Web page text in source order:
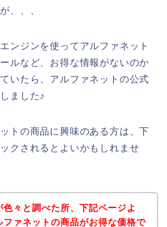
、、、
ンジンを使ってアルファネット
ルなど、お得な情報がないのか
いたら、アルファネットの公式
ました♪
トの商品に興味のある方は、下
クされるとよいかもしれませ
色々と調べた所、下記ページよ
ファネットの商品がお得な価格で